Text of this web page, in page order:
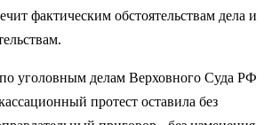
фактическим обстоятельствам дела и
уголовным делам Верховного Суда РФ
протест оставила без